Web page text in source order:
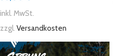
inkl. MwSt.
zzgl. Versandkosten